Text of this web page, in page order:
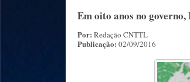
Em oito anos no governo,
Por: Redação CNTTL
Publicação: 02/09/2016